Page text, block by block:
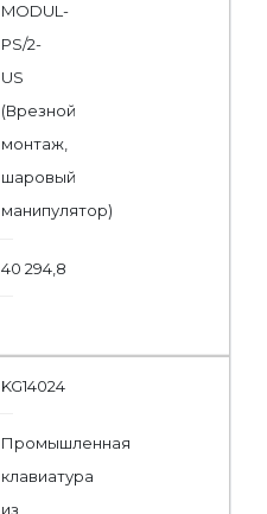
MODUL-
PS/2-
US
(Врезной
монтаж,
шаровый
манипулятор)
40 294,8
KG14024
Промышленная
клавиатура
из